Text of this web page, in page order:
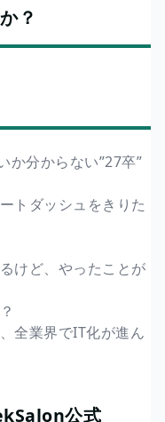
？
か分からない”27卒”
トダッシュをきりた
けど、やったことが
全業界でIT化が進ん
公式